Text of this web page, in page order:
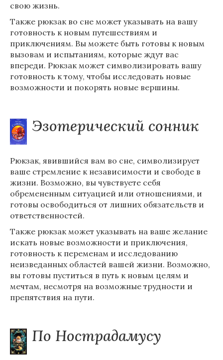
свою жизнь.
Также рюкзак во сне может указывать на вашу
готовность к новым путешествиям и
приключениям. Вы можете быть готовы к новым
вызовам и испытаниям, которые ждут вас
впереди. Рюкзак может символизировать вашу
готовность к тому, чтобы исследовать новые
возможности и покорять новые вершины.
Эзотерический сонник
Рюкзак, явившийся вам во сне, символизирует
ваше стремление к независимости и свободе в
жизни. Возможно, вы чувствуете себя
обремененным ситуацией или отношениями, и
готовы освободиться от лишних обязательств и
ответственностей.
Также рюкзак может указывать на ваше желание
искать новые возможности и приключения,
готовность к переменам и исследованию
неизведанных областей вашей жизни. Возможно,
вы готовы пуститься в путь к новым целям и
мечтам, несмотря на возможные трудности и
препятствия на пути.
По Нострадамусу